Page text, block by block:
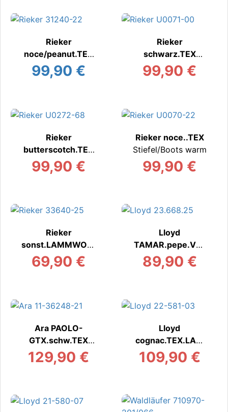
Rieker
noce/peanut.TEX
Stiefel/Boots warm
99,90 €
Rieker
schwarz.TEX
Stiefel/Boots warm
99,90 €
Rieker
butterscotch.TEX
Stiefel/Boots warm
99,90 €
Rieker noce..TEX
Stiefel/Boots warm
99,90 €
Rieker
sonst.LAMMWOLL
E
Stiefel/Boots warm
69,90 €
Lloyd
TAMAR.pepe.VEL
Stiefel/Boot
89,90 €
Ara PAOLO-
GTX.schw.TEX
Stiefel/Boots warm
129,90 €
Lloyd
cognac.TEX.LAM
MFELL
Stiefel/Boots warm
109,90 €